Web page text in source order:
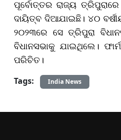
ପୂର୍ବୋତ୍ତର ରାଜ୍ୟ
ଦାୟିତ୍ବ ଦିଆଯାଇଛି। ୪୦
୨୦୨୩ରେ ସେ ତ୍ରିପୁରା
ବିଧାନସଭାକୁ ଯାଇଥିଲେ।
ପରିଚିତ।
Tags: India News